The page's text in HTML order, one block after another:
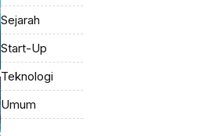
Sejarah
Start-Up
Teknologi
Umum